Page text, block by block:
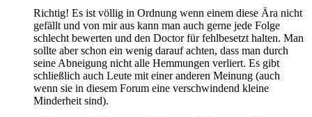
Richtig! Es ist völlig in Ordnung wenn einem diese Ära nicht
gefällt und von mir aus kann man auch gerne jede Folge
schlecht bewerten und den Doctor für fehlbesetzt halten. Man
sollte aber schon ein wenig darauf achten, dass man durch
seine Abneigung nicht alle Hemmungen verliert. Es gibt
schließlich auch Leute mit einer anderen Meinung (auch
wenn sie in diesem Forum eine verschwindend kleine
Minderheit sind).